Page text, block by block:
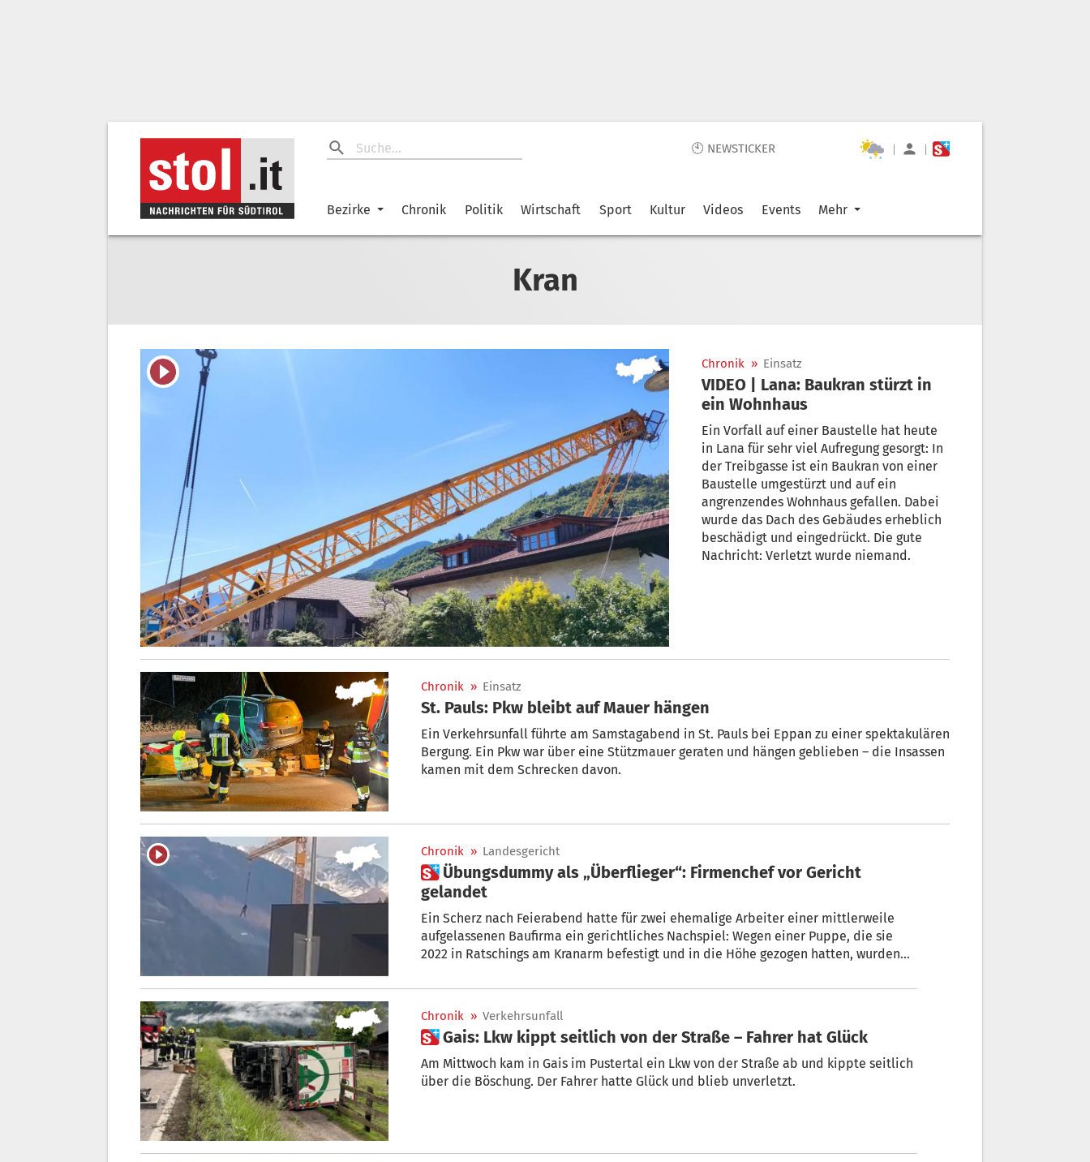
🕙 NEWSTICKER | |
Bezirke Chronik Politik Wirtschaft Sport Kultur Videos Events Mehr
Kran
Chronik » Einsatz
VIDEO | Lana: Baukran stürzt in
ein Wohnhaus
Ein Vorfall auf einer Baustelle hat heute
in Lana für sehr viel Aufregung gesorgt: In
der Treibgasse ist ein Baukran von einer
Baustelle umgestürzt und auf ein
angrenzendes Wohnhaus gefallen. Dabei
wurde das Dach des Gebäudes erheblich
beschädigt und eingedrückt. Die gute
Nachricht: Verletzt wurde niemand.
Chronik » Einsatz
St. Pauls: Pkw bleibt auf Mauer hängen
Ein Verkehrsunfall führte am Samstagabend in St. Pauls bei Eppan zu einer spektakulären
Bergung. Ein Pkw war über eine Stützmauer geraten und hängen geblieben – die Insassen
kamen mit dem Schrecken davon.
Chronik » Landesgericht
 Übungsdummy als „Überflieger“: Firmenchef vor Gericht
gelandet
Ein Scherz nach Feierabend hatte für zwei ehemalige Arbeiter einer mittlerweile
aufgelassenen Baufirma ein gerichtliches Nachspiel: Wegen einer Puppe, die sie
2022 in Ratschings am Kranarm befestigt und in die Höhe gezogen hatten, wurden
damaliger Chef muss sich wegen Missachtung der Arbeitssicherheit verantworten.
Chronik » Verkehrsunfall
 Gais: Lkw kippt seitlich von der Straße – Fahrer hat Glück
Am Mittwoch kam in Gais im Pustertal ein Lkw von der Straße ab und kippte seitlich
über die Böschung. Der Fahrer hatte Glück und blieb unverletzt.